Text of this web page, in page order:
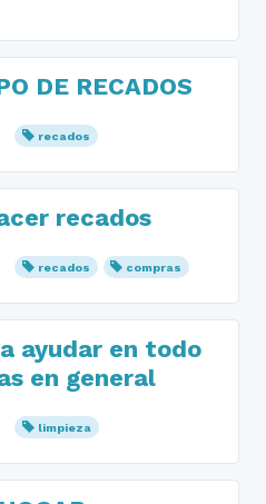
DE RECADOS
recados
recados
recados compras
ayudar en todo
en general
limpieza